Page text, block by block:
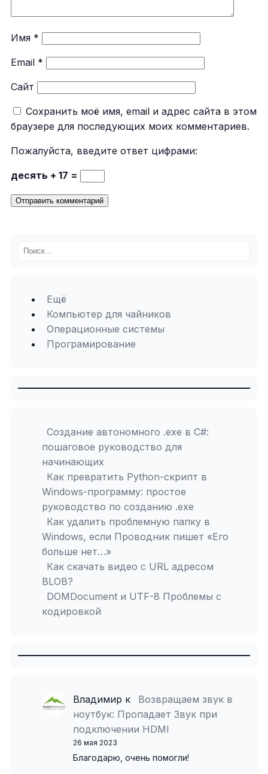
Имя *
Email *
Сайт
Сохранить моё имя, email и адрес сайта в этом
браузере для последующих моих комментариев.
Пожалуйста, введите ответ цифрами:
десять + 17 =
Ещё
Компьютер для чайников
Операционные системы
Програмирование
Создание автономного .exe в C#:
пошаговое руководство для
начинающих
Как превратить Python-скрипт в
Windows-программу: простое
руководство по созданию .exe
Как удалить проблемную папку в
Windows, если Проводник пишет «Его
больше нет…»
Как скачать видео с URL адресом
BLOB?
DOMDocument и UTF-8 Проблемы с
кодировкой
Владимир к
Возвращаем звук в
ноутбук: Пропадает Звук при
подключении HDMI
26 мая 2023
Благодарю, очень помогли!